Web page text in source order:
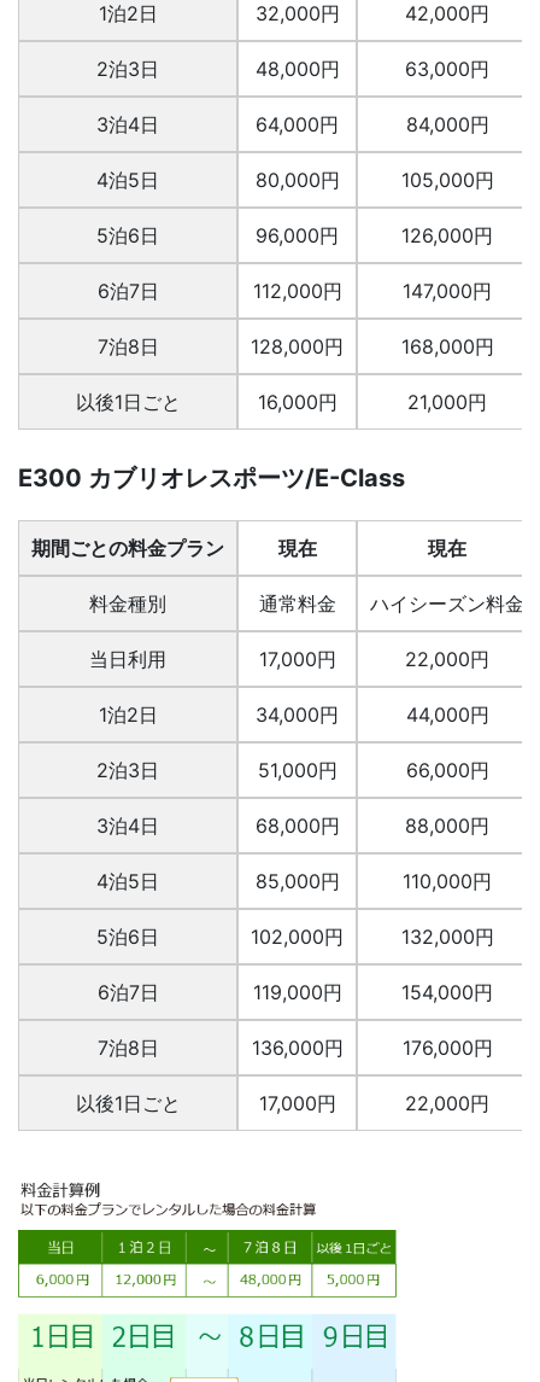
1泊2日
2泊3日
3泊4日
4泊5日
5泊6日
6泊7日
7泊8日
以後1日ごと
32,000円
48,000円
64,000円
80,000円
96,000円
112,000円
128,000円
16,000円
42,000円
63,000円
84,000円
105,000円
126,000円
147,000円
168,000円
21,000円
E300 カブリオレスポーツ/E-Class
期間ごとの料金プラン
料金種別
当日利用
1泊2日
2泊3日
3泊4日
4泊5日
5泊6日
6泊7日
7泊8日
以後1日ごと
現在
通常料金
17,000円
34,000円
51,000円
68,000円
85,000円
102,000円
119,000円
136,000円
17,000円
現在
ハイシーズン料金
22,000円
44,000円
66,000円
88,000円
110,000円
132,000円
154,000円
176,000円
22,000円